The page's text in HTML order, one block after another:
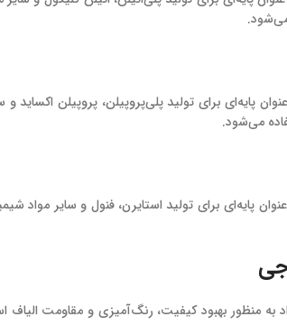
می‌شود.
پایه‌ای برای تولید پلی‌پروپیلن، پروپیلن اکساید
می‌شود.
پایه‌ای برای تولید استایرن، فنول و سایر مواد
منظور بهبود کیفیت، رنگ‌آمیزی و مقاومت الیاف